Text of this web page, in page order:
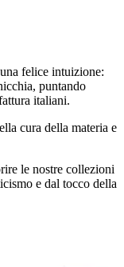
felice intuizione:
puntando
italiani.
cura della materia e
le nostre collezioni
e dal tocco della